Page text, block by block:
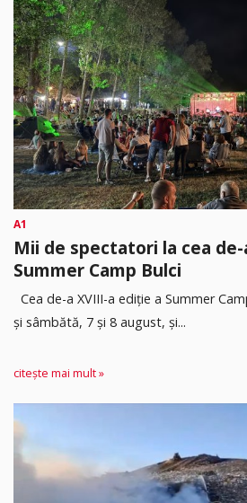
A1
Mii de spectatori la cea
Summer Camp Bulci
Cea de-a XVIII-a ediție a Summer
și sâmbătă, 7 și 8 august, și...
citește mai mult »